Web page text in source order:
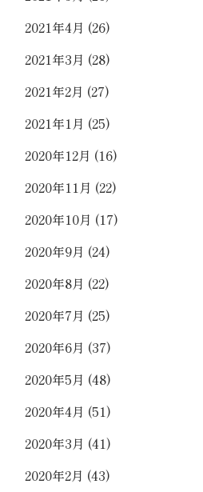
2021年4月 (26)
2021年3月 (28)
2021年2月 (27)
2021年1月 (25)
2020年12月 (16)
2020年11月 (22)
2020年10月 (17)
2020年9月 (24)
2020年8月 (22)
2020年7月 (25)
2020年6月 (37)
2020年5月 (48)
2020年4月 (51)
2020年3月 (41)
2020年2月 (43)